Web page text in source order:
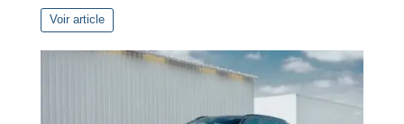
Voir article